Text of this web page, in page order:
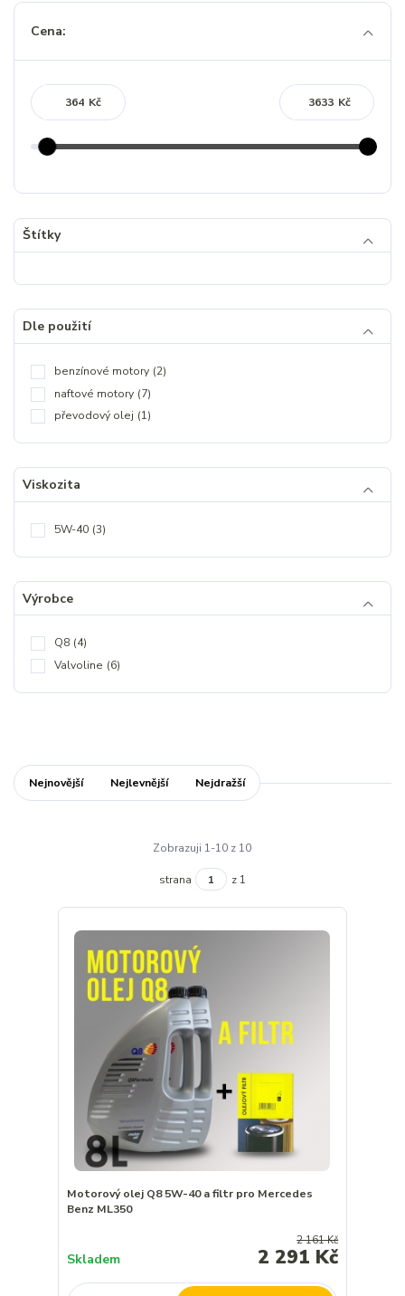
Cena:
Kč Kč
Štítky
Dle použití
benzínové motory (2)
naftové motory (7)
převodový olej (1)
Viskozita
5W-40 (3)
Výrobce
Q8 (4)
Valvoline (6)
Nejnovější Nejlevnější Nejdražší
Zobrazuji 1-10 z 10
strana z 1
Motorový olej Q8 5W-40 a filtr pro Mercedes
Benz ML350
2 161 Kč
2 291 Kč
Skladem